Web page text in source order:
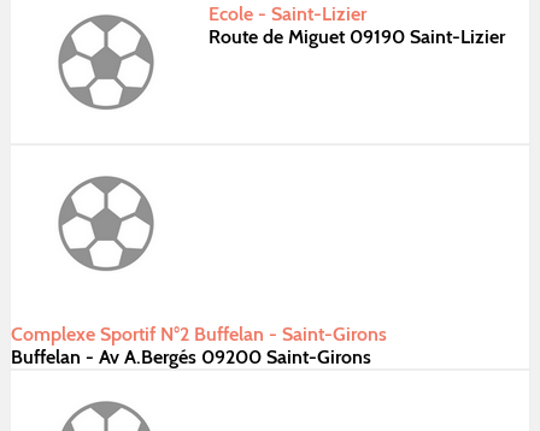
Ecole - Saint-Lizier
Route de Miguet 09190 Saint-Lizier
Complexe Sportif N°2 Buffelan - Saint-Girons
Buffelan - Av A.Bergés 09200 Saint-Girons